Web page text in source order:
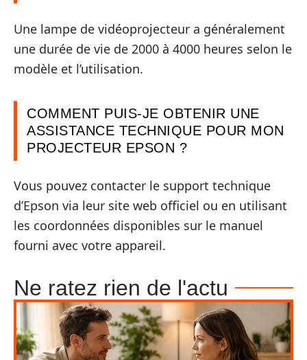
Une lampe de vidéoprojecteur a généralement
une durée de vie de 2000 à 4000 heures selon le
modèle et l’utilisation.
COMMENT PUIS-JE OBTENIR UNE
ASSISTANCE TECHNIQUE POUR MON
PROJECTEUR EPSON ?
Vous pouvez contacter le support technique
d’Epson via leur site web officiel ou en utilisant
les coordonnées disponibles sur le manuel
fourni avec votre appareil.
Ne ratez rien de l'actu